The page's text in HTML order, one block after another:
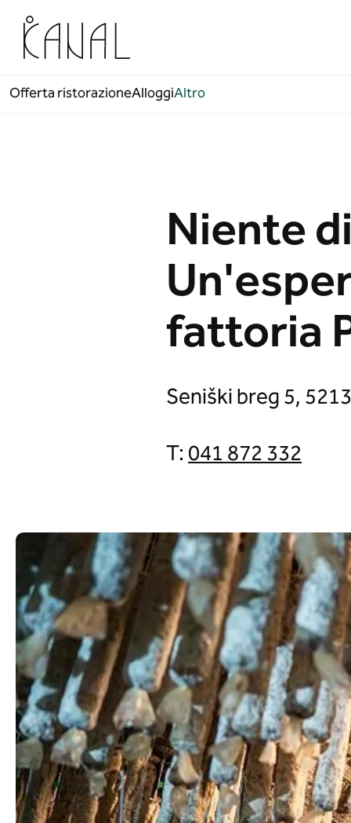
Offerta ristorazioneAlloggiAltro
Niente
fattoria
Seniški breg 5,
T:041 872 332